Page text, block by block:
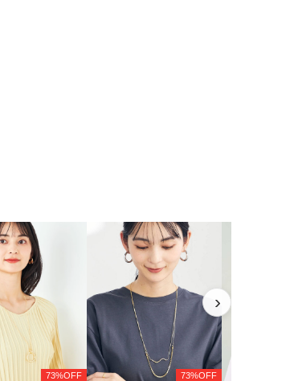
73%OFF 73%OFF
›